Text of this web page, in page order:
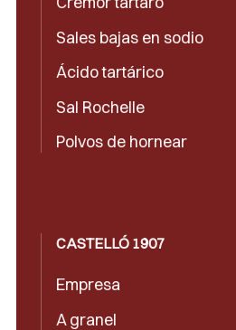
Sales bajas en sodio
Ácido tartárico
Sal Rochelle
Polvos de hornear
CASTELLÓ 1907
Empresa
A granel